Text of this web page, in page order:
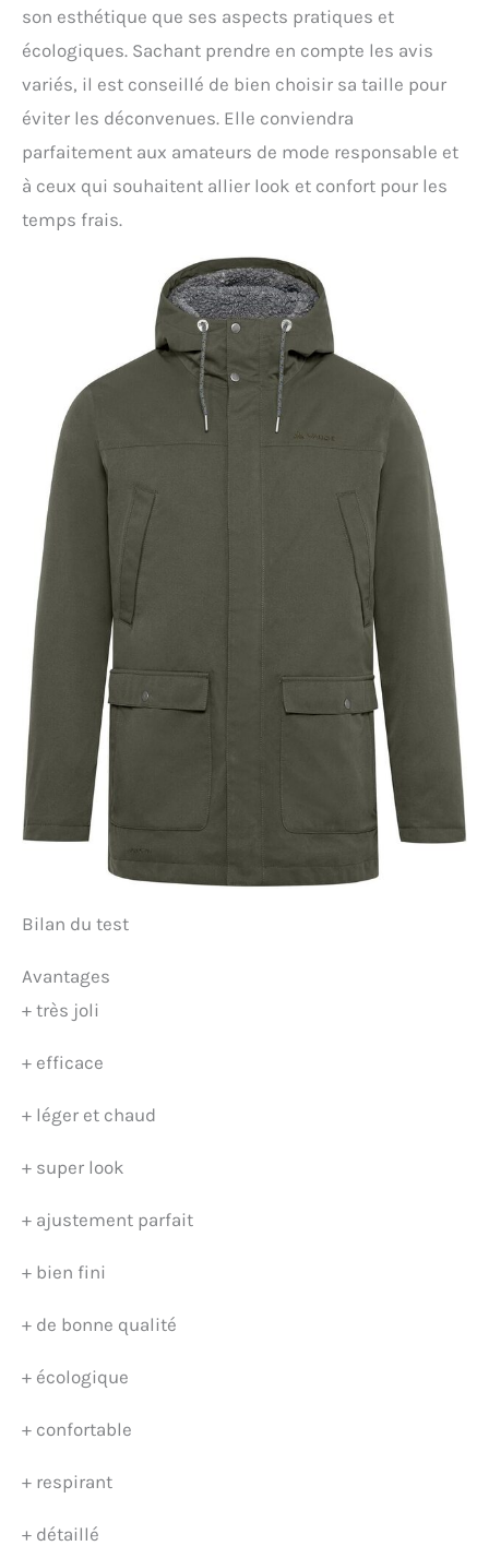
son esthétique que ses aspects pratiques et
écologiques. Sachant prendre en compte les avis
variés, il est conseillé de bien choisir sa taille pour
éviter les déconvenues. Elle conviendra
parfaitement aux amateurs de mode responsable et
à ceux qui souhaitent allier look et confort pour les
temps frais.
Bilan du test
Avantages
+ très joli
+ efficace
+ léger et chaud
+ super look
+ ajustement parfait
+ bien fini
+ de bonne qualité
+ écologique
+ confortable
+ respirant
+ détaillé